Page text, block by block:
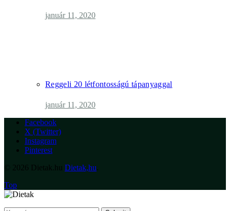
január 11, 2020
Reggeli 20 létfontosságú tápanyaggal
január 11, 2020
Facebook
X (Twitter)
Instagram
Pinterest
© 2026 Dietak.hu Dietak,hu
Top